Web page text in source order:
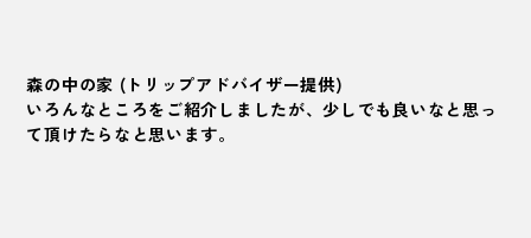
森の中の家 (トリップアドバイザー提供)
いろんなところをご紹介しましたが、少しでも良いなと思っ
て頂けたらなと思います。